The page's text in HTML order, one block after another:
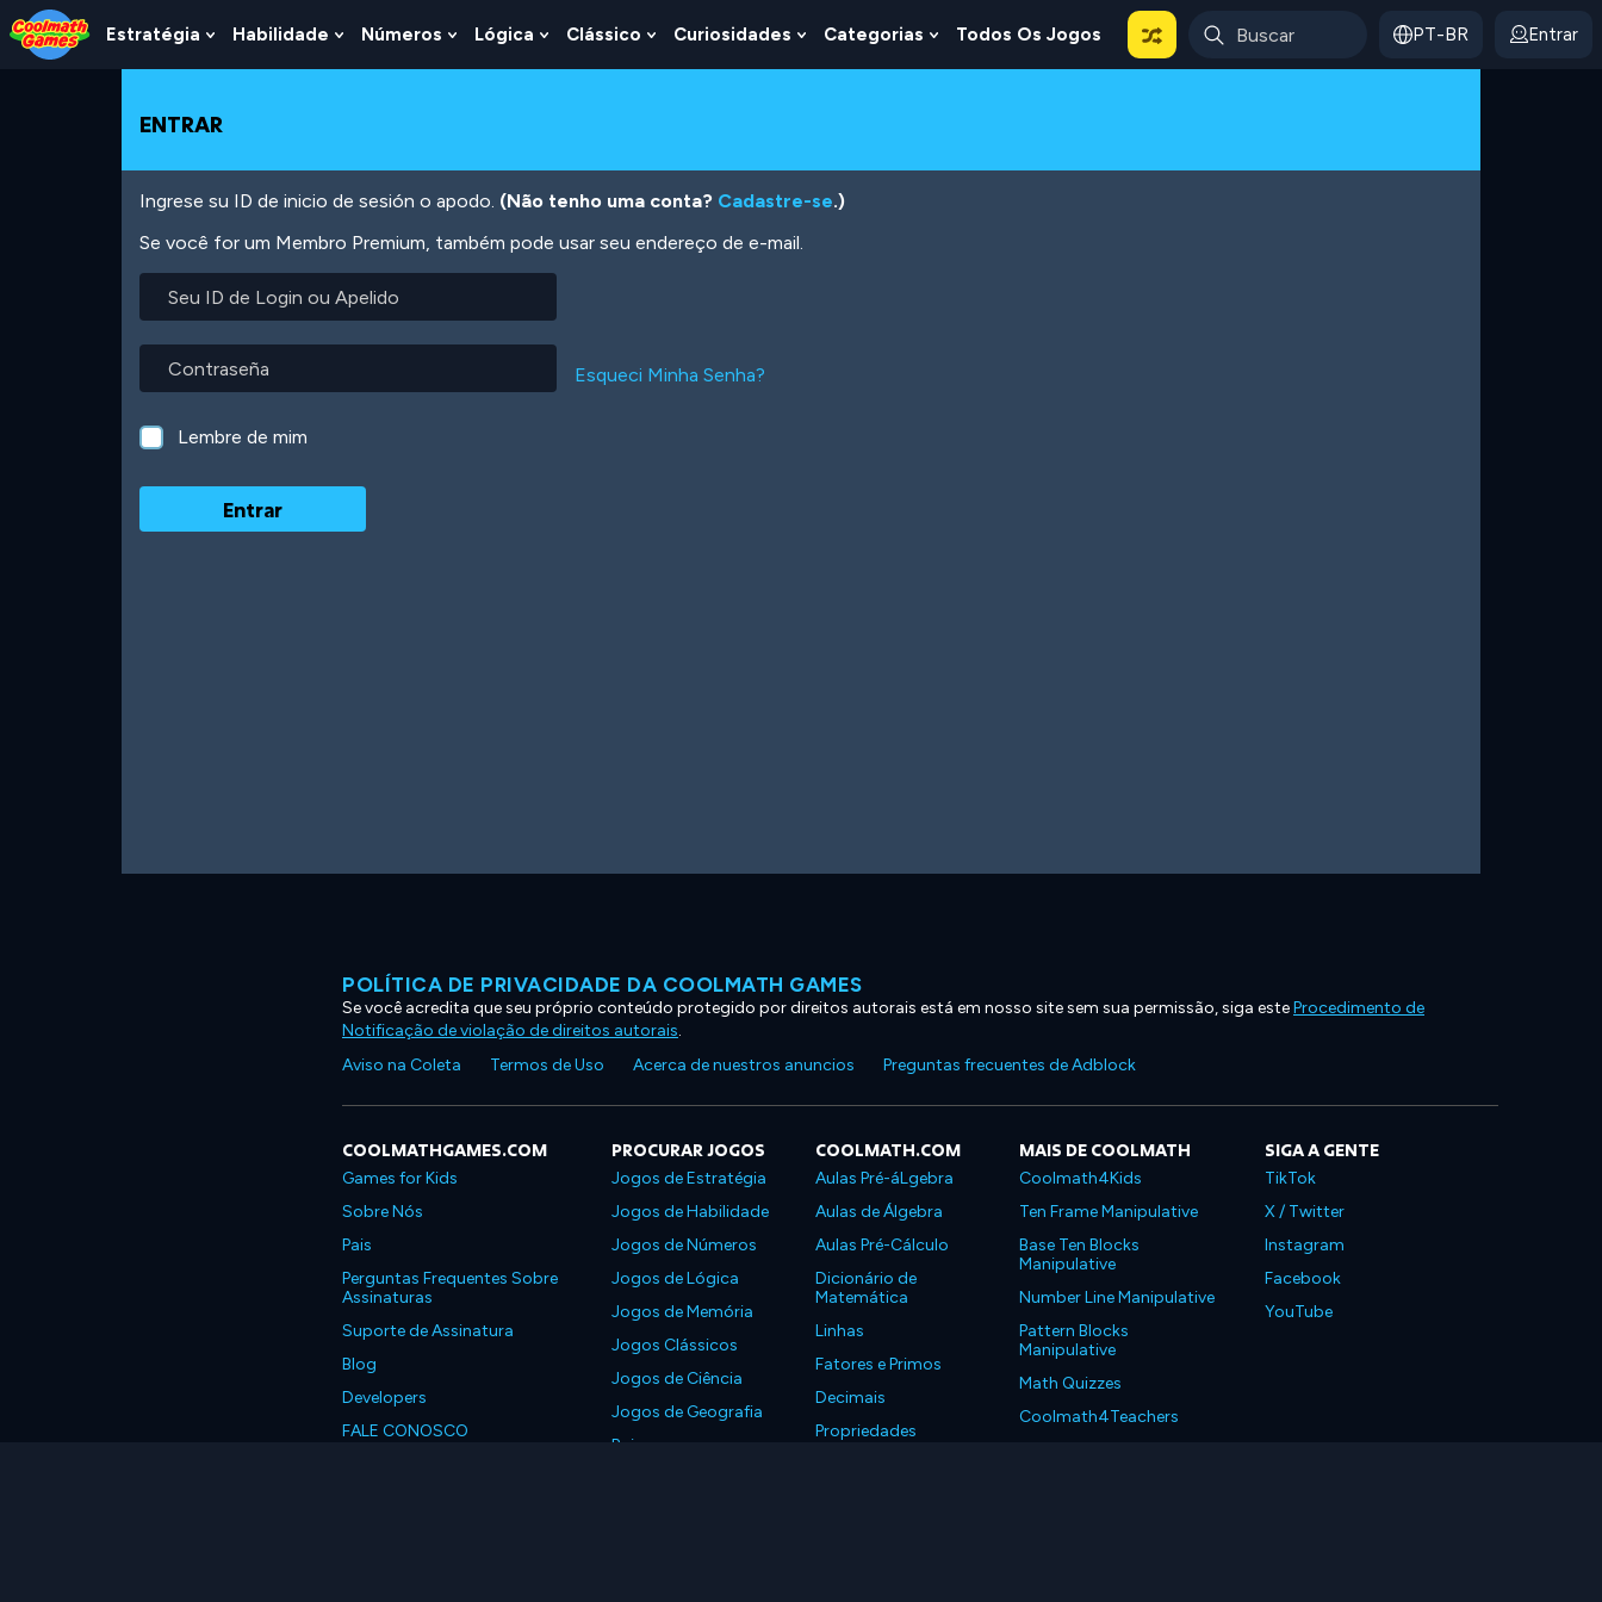
Skip
to
Top
Skip
to
Navigation
Skip
to
Main
Skip
to
Footer
para
Estratégia Show
Submenu
Estratégia
Habilidade Show
Submenu
Números Show
Submenu
Lógica Show
Submenu
Clássico Show
Submenu
Curiosidades Show
Submenu
Categorias Show
Submenu
Todos Os Jogos PT-BR Entrar
ENTRAR
Ingrese su ID de inicio de sesión o apodo. (Não tenho uma conta? Cadastre-se.)
Se você for um Membro Premium, também pode usar seu endereço de e-mail.
Login
Apelido
Esqueci Minha Senha?
Lembre de mim
POLÍTICA DE PRIVACIDADE DA COOLMATH GAMES
Se você acredita que seu próprio conteúdo protegido por direitos autorais está em nosso site sem sua permissão, siga esteProcedimento de
Notificação de violação de direitos autorais.
Aviso na Coleta
Termos de Uso Acerca de nuestros anuncios Preguntas frecuentes de Adblock
COOLMATHGAMES.COM
Games for Kids
Sobre Nós
Pais
Perguntas Frequentes Sobre
Assinaturas
Suporte de Assinatura
Blog
Developers
FALE CONOSCO
PROCURAR JOGOS
Jogos de Estratégia
Jogos de Habilidade
Jogos de Números
Jogos de Lógica
Jogos de Memória
Jogos Clássicos
Jogos de Ciência
Jogos de Geografia
Baixe nossos
COOLMATH.COM
Aulas Pré-áLgebra
Aulas de Álgebra
Aulas Pré-Cálculo
Dicionário de
Matemática
Linhas
Fatores e Primos
Decimais
Propriedades
MAIS DE COOLMATH
Coolmath4Kids
Ten Frame Manipulative
Base Ten Blocks
Manipulative
Number Line Manipulative
Pattern Blocks
Manipulative
Math Quizzes
Coolmath4Teachers
SIGA A GENTE
TikTok
X / Twitter
Instagram
Facebook
YouTube